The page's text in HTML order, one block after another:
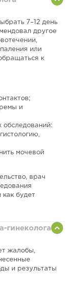
7–12 день
другое
или
к
и
обследований:
мочевой
врач
как будет
гинеколога
жалобы,
и результаты